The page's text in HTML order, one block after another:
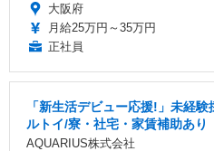
大阪府
月給25万円～35万円
正社員
「新生活デビュー応援!」未経
ルトイ/寮・社宅・家賃補助あり
AQUARIUS株式会社